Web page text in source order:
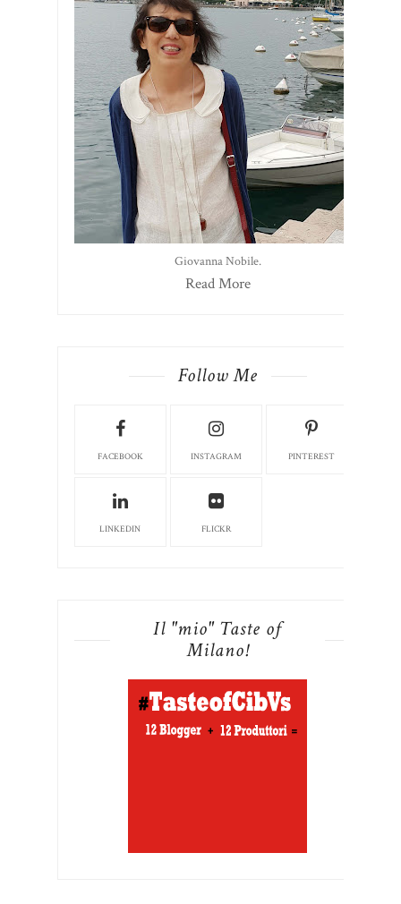
Giovanna Nobile.
Read More
Follow Me
FACEBOOK INSTAGRAM PINTEREST
LINKEDIN FLICKR
Il "mio" Taste of
Milano!